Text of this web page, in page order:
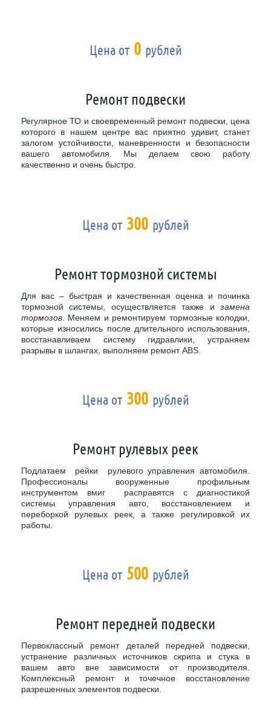
Цена от 0 рублей
Ремонт подвески
Регулярное ТО и своевременный ремонт подвески, цена
которого в нашем центре вас приятно удивит, станет
залогом устойчивости, маневренности и безопасности
вашего автомобиля. Мы делаем свою работу
качественно и очень быстро.
Цена от 300 рублей
Ремонт тормозной системы
Для вас – быстрая и качественная оценка и починка
тормозной системы, осуществляется также и замена
тормозов . Меняем и ремонтируем тормозные колодки,
которые износились после длительного использования,
восстанавливаем систему гидравлики, устраняем
разрывы в шлангах, выполняем ремонт ABS.
Цена от 300 рублей
Ремонт рулевых реек
Подлатаем рейки рулевого управления автомобиля.
Профессионалы вооруженные профильным
инструментом вмиг расправятся с диагностикой
системы управления авто, восстановлением и
переборкой рулевых реек, а также регулировкой их
работы.
Цена от 500 рублей
Ремонт передней подвески
Первоклассный ремонт деталей передней подвески,
устранение различных источников скрипа и стука в
вашем авто вне зависимости от производителя.
Комплексный ремонт и точечное восстановление
разрешенных элементов подвески.